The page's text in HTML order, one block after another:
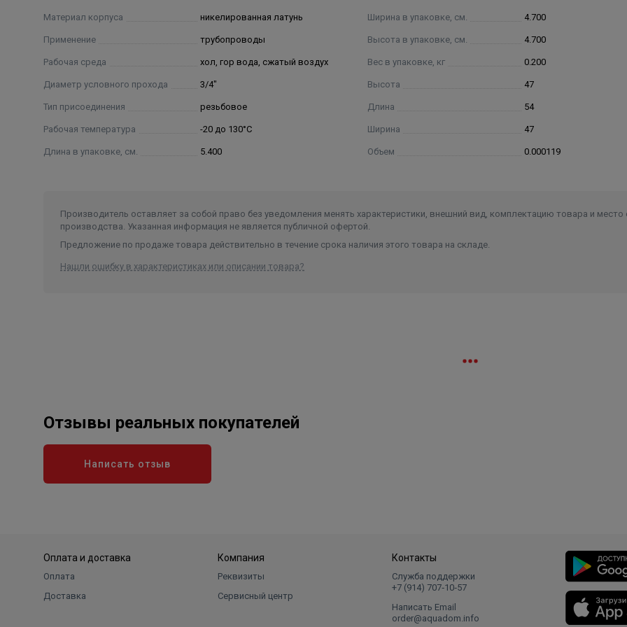
Материал корпуса никелированная латунь
Применение трубопроводы
Рабочая среда хол, гор вода, сжатый воздух
Диаметр условного прохода 3/4"
Тип присоединения резьбовое
Рабочая температура -20 до 130°С
Длина в упаковке, см. 5.400
Ширина в упаковке, см. 4.700
Высота в упаковке, см. 4.700
Вес в упаковке, кг 0.200
Высота 47
Длина 54
Ширина 47
Объем 0.000119
Производитель оставляет за собой право без уведомления менять характеристики, внешний вид, комплектацию товара и место
производства. Указанная информация не является публичной офертой.
Предложение по продаже товара действительно в течение срока наличия этого товара на складе.
Нашли ошибку в характеристиках или описании товара?
Отзывы реальных покупателей
Написать отзыв
Оплата и доставка
Оплата
Доставка
Компания
Реквизиты
Сервисный центр
Контакты
Служба поддержки
+7 (914) 707‑10‑57
Написать Email
order@aquadom.info